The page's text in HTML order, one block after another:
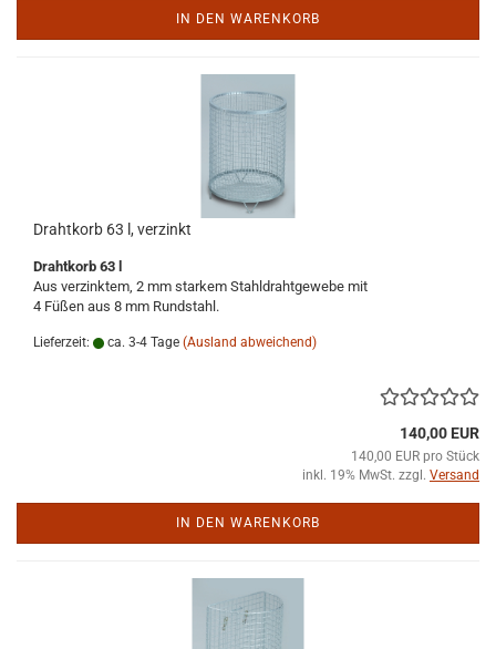
IN DEN WARENKORB
Drahtkorb 63 l, verzinkt
Drahtkorb 63 l
Aus verzinktem, 2 mm starkem Stahldrahtgewebe mit
4 Füßen aus 8 mm Rundstahl.
Lieferzeit: ca. 3-4 Tage (Ausland abweichend)
140,00 EUR
140,00 EUR pro Stück
inkl. 19% MwSt. zzgl. Versand
IN DEN WARENKORB